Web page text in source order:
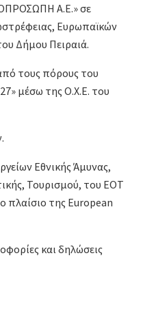
Α.Ε.» σε
Ευρωπαϊκών
Δήμου Πειραιά.
τους πόρους του
μέσω της Ο.Χ.Ε. του
Εθνικής Άμυνας,
Τουρισμού, του ΕΟΤ
πλαίσιο της European
και δηλώσεις